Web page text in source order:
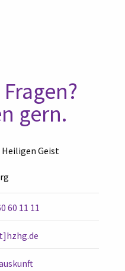
gern.
Geist
60 11 11